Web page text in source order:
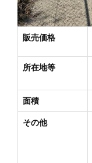
販売価格
所在地等
面積
その他